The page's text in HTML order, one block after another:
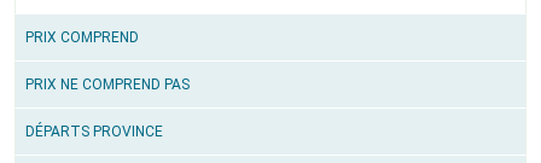
PRIX COMPREND
PRIX NE COMPREND PAS
DÉPARTS PROVINCE